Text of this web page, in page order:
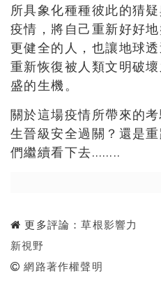
所具象化種種彼此的猜
疫情，將自己重新好好
更健全的人，也讓地球
重新恢復被人類文明破
盛的生機。
關於這場疫情所帶來的
生晉級安全過關？還是
們繼續看下去……..
更多評論：草根影響力
新視野
網路著作權聲明